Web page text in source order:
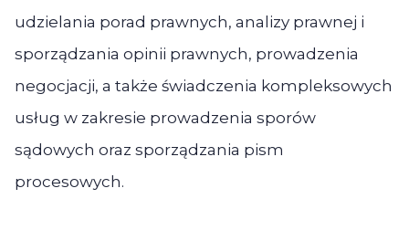
udzielania porad prawnych, analizy prawnej i
sporządzania opinii prawnych, prowadzenia
negocjacji, a także świadczenia kompleksowych
usług w zakresie prowadzenia sporów
sądowych oraz sporządzania pism
procesowych.